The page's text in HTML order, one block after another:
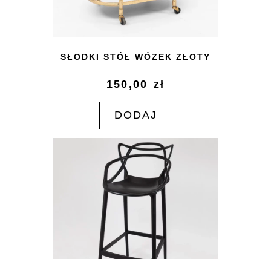
SŁODKI STÓŁ WÓZEK ZŁOTY
150,00 zł
DODAJ